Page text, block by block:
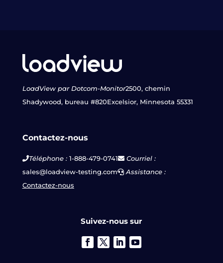
LoadView par Dotcom-Monitor2500, chemin
Shadywood, bureau #820Excelsior, Minnesota 55331
Contactez-nous
Téléphone :1-888-479-0741
Courriel :
sales@loadview-testing.com
Assistance :
Contactez-nous
Suivez-nous sur